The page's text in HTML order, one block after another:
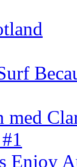
med
Enjoy